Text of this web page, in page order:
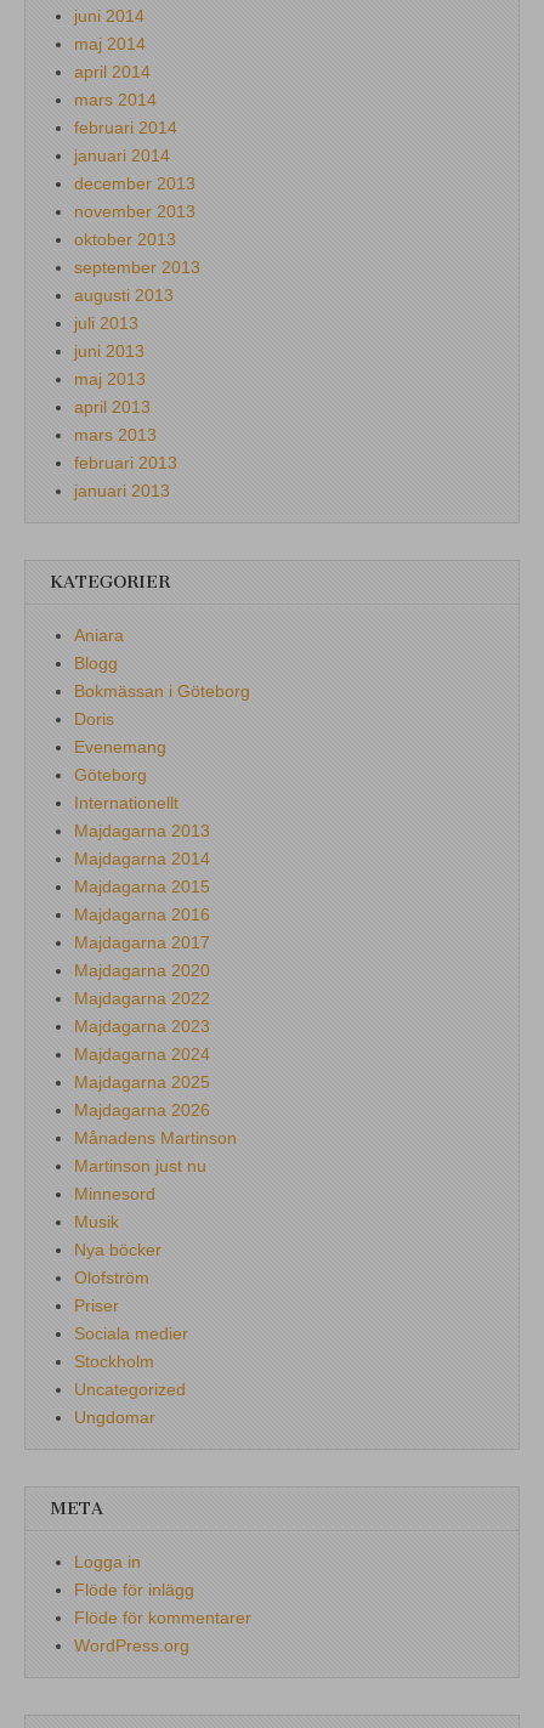
juni 2014
maj 2014
april 2014
mars 2014
februari 2014
januari 2014
december 2013
november 2013
oktober 2013
september 2013
augusti 2013
juli 2013
juni 2013
maj 2013
april 2013
mars 2013
februari 2013
januari 2013
KATEGORIER
Aniara
Blogg
Bokmässan i Göteborg
Doris
Evenemang
Göteborg
Internationellt
Majdagarna 2013
Majdagarna 2014
Majdagarna 2015
Majdagarna 2016
Majdagarna 2017
Majdagarna 2020
Majdagarna 2022
Majdagarna 2023
Majdagarna 2024
Majdagarna 2025
Majdagarna 2026
Månadens Martinson
Martinson just nu
Minnesord
Musik
Nya böcker
Olofström
Priser
Sociala medier
Stockholm
Uncategorized
Ungdomar
META
Logga in
Flöde för inlägg
Flöde för kommentarer
WordPress.org